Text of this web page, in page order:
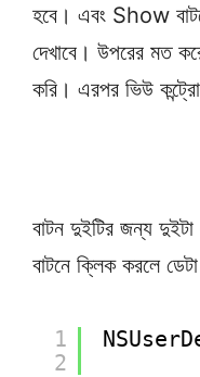
হবে। এবং Show
দেখাবে। উপরের মত
করি। এরপর ভিউ
বাটন দুইটির জন্য
বাটনে ক্লিক করলে
1
2